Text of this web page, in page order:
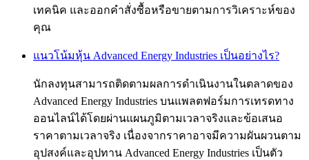
เทคนิค และออกคำสั่งซื้อหรือขายตามการวิเคราะห์ของ
คุณ
แนวโน้มหุ้น Advanced Energy Industries เป็นอย่างไร?
นักลงทุนสามารถติดตามผลการดำเนินงานในตลาดของ
Advanced Energy Industries บนแพลตฟอร์มการเทรดทาง
ออนไลน์ได้โดยผ่านแผนภูมิตามเวลาจริงและข้อเสนอ
ราคาตามเวลาจริง เนื่องจากราคาอาจมีความผันผวนตาม
อุปสงค์และอุปทาน Advanced Energy Industries เป็นตัว